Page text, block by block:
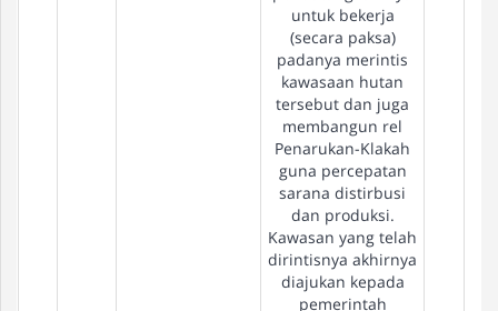
untuk bekerja
(secara paksa)
padanya merintis
kawasaan hutan
tersebut dan juga
membangun rel
Penarukan-Klakah
guna percepatan
sarana distirbusi
dan produksi.
Kawasan yang telah
dirintisnya akhirnya
diajukan kepada
pemerintah